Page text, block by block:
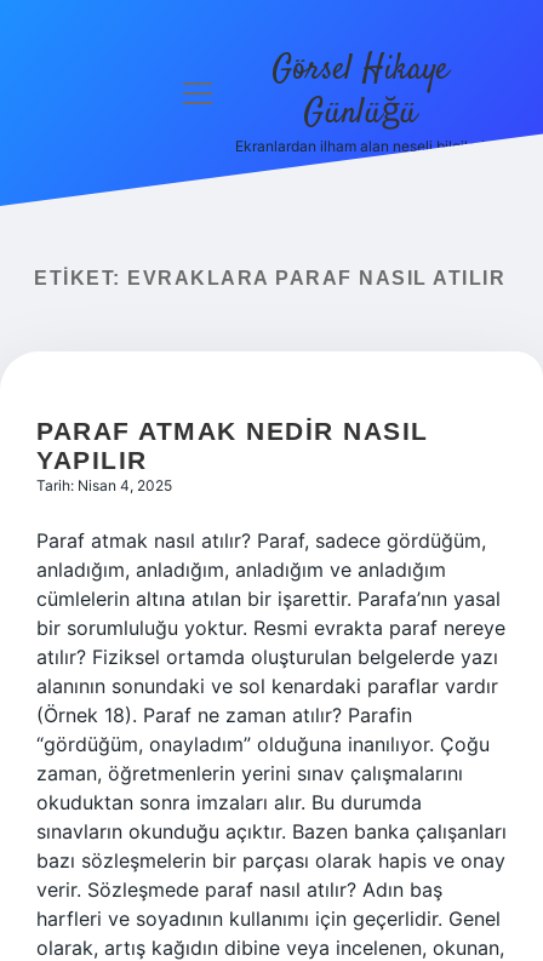
menüyü
Görsel Hikaye
Günlüğü
Ekranlardan ilham alan neşeli bilgiler!
ETIKET: EVRAKLARA PARAF NASIL ATILIR
PARAF ATMAK NEDIR NASIL
YAPILIR
Tarih: Nisan 4, 2025
Paraf atmak nasıl atılır? Paraf, sadece gördüğüm,
anladığım, anladığım, anladığım ve anladığım
cümlelerin altına atılan bir işarettir. Parafa’nın yasal
bir sorumluluğu yoktur. Resmi evrakta paraf nereye
atılır? Fiziksel ortamda oluşturulan belgelerde yazı
alanının sonundaki ve sol kenardaki paraflar vardır
(Örnek 18). Paraf ne zaman atılır? Parafin
“gördüğüm, onayladım” olduğuna inanılıyor. Çoğu
zaman, öğretmenlerin yerini sınav çalışmalarını
okuduktan sonra imzaları alır. Bu durumda
sınavların okunduğu açıktır. Bazen banka çalışanları
bazı sözleşmelerin bir parçası olarak hapis ve onay
verir. Sözleşmede paraf nasıl atılır? Adın baş
harfleri ve soyadının kullanımı için geçerlidir. Genel
olarak, artış kağıdın dibine veya incelenen, okunan,